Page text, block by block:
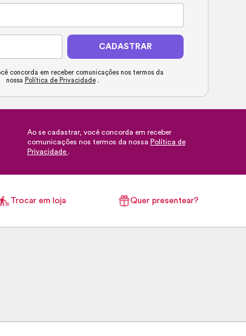
CADASTRAR
concorda em receber comunicações nos termos da
nossa Política de Privacidade.
Ao se cadastrar, você concorda em receber
comunicações nos termos da nossa Política de
Privacidade .
Trocar em loja Quer presentear?